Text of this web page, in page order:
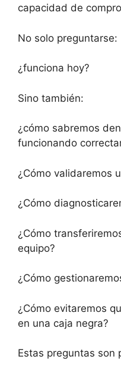
capacidad de
No solo preguntarse:
¿funciona hoy?
Sino también:
¿cómo sabremos
funcionando
¿Cómo validaremos
¿Cómo
¿Cómo
equipo?
¿Cómo
¿Cómo evitaremos
en una caja negra?
Estas preguntas son